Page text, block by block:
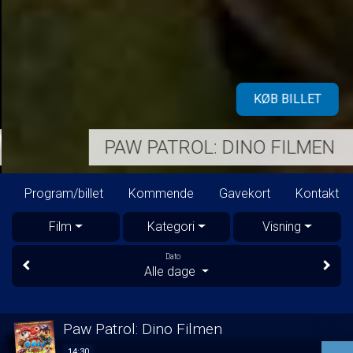
PAW PATROL: DINO FILMEN
KØB BILLET
Program/billet Kommende Gavekort Kontakt
Film Kategori Visning
Dato
Alle dage
Paw Patrol: Dino Filmen